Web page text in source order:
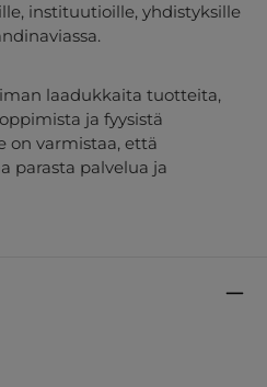
instituutioille, yhdistyksille
laadukkaita tuotteita,
ja fyysistä
on varmistaa, että
parasta palvelua ja